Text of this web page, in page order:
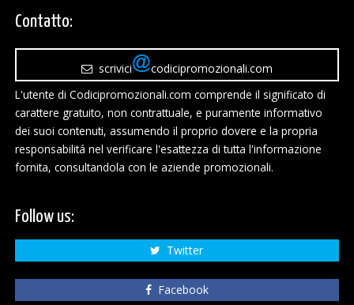
Contatto:
scrivici
codicipromozionali.com
L'utente di Codicipromozionali.com comprende il significato di
carattere gratuito, non contrattuale, e puramente informativo
dei suoi contenuti, assumendo il proprio dovere e la propria
responsabilitá nel verificare l'esattezza di tutta l'informazione
fornita, consultandola con le aziende promozionali.
Follow us:
Twitter
Facebook